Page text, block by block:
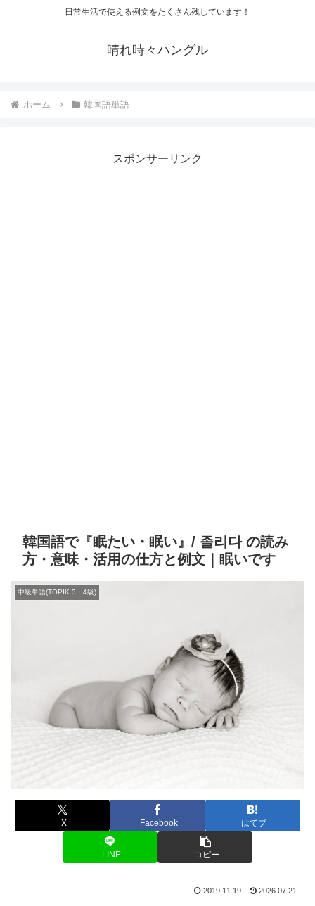
日常生活で使える例文をたくさん残しています！
晴れ時々ハングル
ホーム 韓国語単語
スポンサーリンク
韓国語で『眠たい・眠い』/ 졸리다 の読み
方・意味・活用の仕方と例文｜眠いです
中級単語(TOPIK 3・4級)
X Facebook はてブ
LINE コピー
2019.11.19 2026.07.21